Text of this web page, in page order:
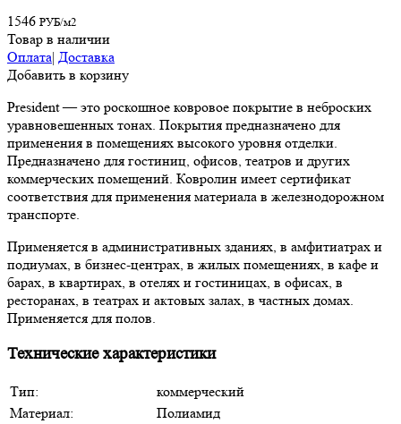
1546 РУБ/м2
Товар в наличии
Оплата| Доставка
Добавить в корзину
President — это роскошное ковровое покрытие в неброских
уравновешенных тонах. Покрытия предназначено для
применения в помещениях высокого уровня отделки.
Предназначено для гостиниц, офисов, театров и других
коммерческих помещений. Ковролин имеет сертификат
соответствия для применения материала в железнодорожном
транспорте.
Применяется в административных зданиях, в амфитиатрах и
подиумах, в бизнес-центрах, в жилых помещениях, в кафе и
барах, в квартирах, в отелях и гостиницах, в офисах, в
ресторанах, в театрах и актовых залах, в частных домах.
Применяется для полов.
Технические характеристики
Тип:
коммерческий
Материал:
Полиамид